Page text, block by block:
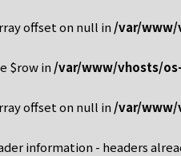
offset on null in /var/www/
$row in /var/www/vhosts/
offset on null in /var/www/
information - headers